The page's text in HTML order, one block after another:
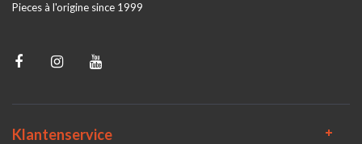
Pieces à l'origine since 1999
Klantenservice